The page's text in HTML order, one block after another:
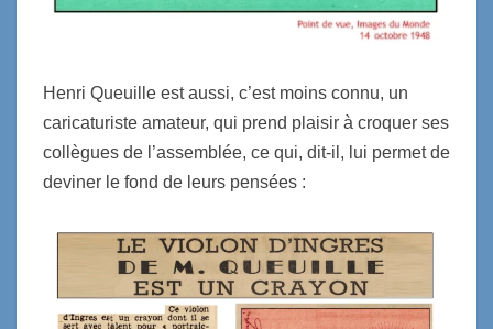
Henri Queuille est aussi, c’est moins connu, un
caricaturiste amateur, qui prend plaisir à croquer ses
collègues de l’assemblée, ce qui, dit-il, lui permet de
deviner le fond de leurs pensées :